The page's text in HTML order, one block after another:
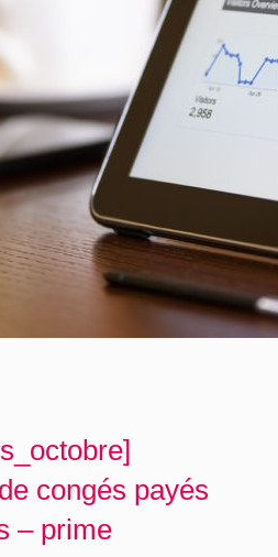
congés payés
– prime